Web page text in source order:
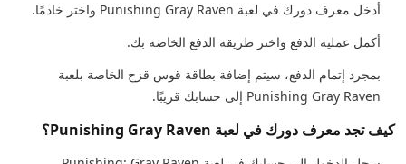
أدخل معرف دورك في لعبة Punishing Gray Raven واختر خادمًا.
أكمل عملية الدفع واختر طريقة الدفع الخاصة بك.
بمجرد إتمام الدفع، سيتم إضافة بطاقة قوس قزح الخاصة بلعبة
Punishing Gray Raven إلى حسابك قريبًا.
كيف تجد معرف دورك في لعبة Punishing Gray Raven؟